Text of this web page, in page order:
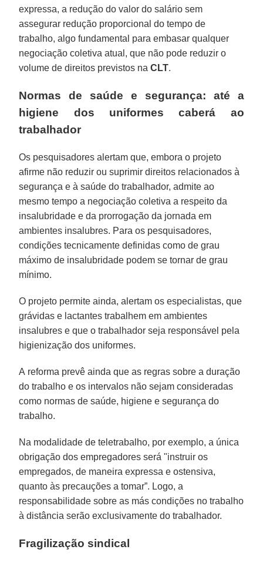
expressa, a redução do valor do salário sem
assegurar redução proporcional do tempo de
trabalho, algo fundamental para embasar qualquer
negociação coletiva atual, que não pode reduzir o
volume de direitos previstos naCLT.
Normas de saúde e segurança: até a
higiene dos uniformes caberá ao
trabalhador
Os pesquisadores alertam que, embora o projeto
afirme não reduzir ou suprimir direitos relacionados à
segurança e à saúde do trabalhador, admite ao
mesmo tempo a negociação coletiva a respeito da
insalubridade e da prorrogação da jornada em
ambientes insalubres. Para os pesquisadores,
condições tecnicamente definidas como de grau
máximo de insalubridade podem se tornar de grau
mínimo.
O projeto permite ainda, alertam os especialistas, que
grávidas e lactantes trabalhem em ambientes
insalubres e que o trabalhador seja responsável pela
higienização dos uniformes.
A reforma prevê ainda que as regras sobre a duração
do trabalho e os intervalos não sejam consideradas
como normas de saúde, higiene e segurança do
trabalho.
Na modalidade de teletrabalho, por exemplo, a única
obrigação dos empregadores será "instruir os
empregados, de maneira expressa e ostensiva,
quanto às precauções a tomar”. Logo, a
responsabilidade sobre as más condições no trabalho
à distância serão exclusivamente do trabalhador.
Fragilização sindical